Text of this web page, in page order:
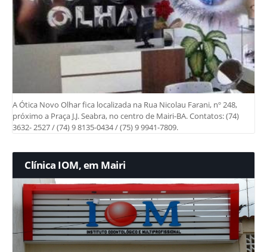
A Ótica Novo Olhar fica localizada na Rua Nicolau Farani, nº 248,
próximo a Praça J.J. Seabra, no centro de Mairi-BA. Contatos: (74)
3632- 2527 / (74) 9 8135-0434 / (75) 9 9941-7809.
Clínica IOM, em Mairi